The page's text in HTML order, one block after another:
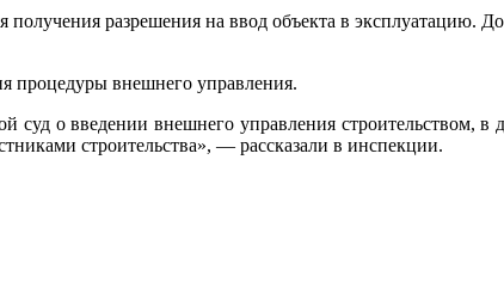
получения разрешения на ввод объекта в эксплуатацию.
процедуры внешнего управления.
суд о введении внешнего управления строительством,
строительства», — рассказали в инспекции.